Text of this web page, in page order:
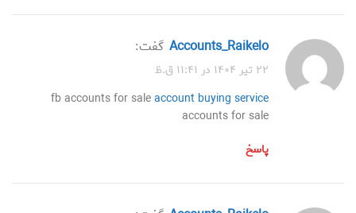
accounts_Raikelo گفت:
۲۲ تیر ۱۴۰۴ در ۱۱:۴۱ ق.ظ
fb accounts for saleaccount buying service
accounts for sale
پاسخ